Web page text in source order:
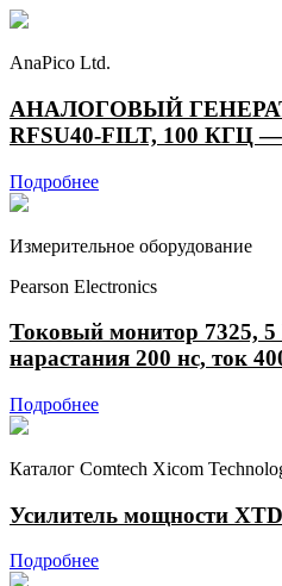
AnaPico Ltd.
АНАЛОГОВЫЙ
RFSU40-FILT, 100 КГЦ
Подробнее
Измерительное оборудование
Pearson Electronics
Токовый монитор 7325,
нарастания 200 нс, ток
Подробнее
Каталог Comtech Xicom
Усилитель мощности
Подробнее